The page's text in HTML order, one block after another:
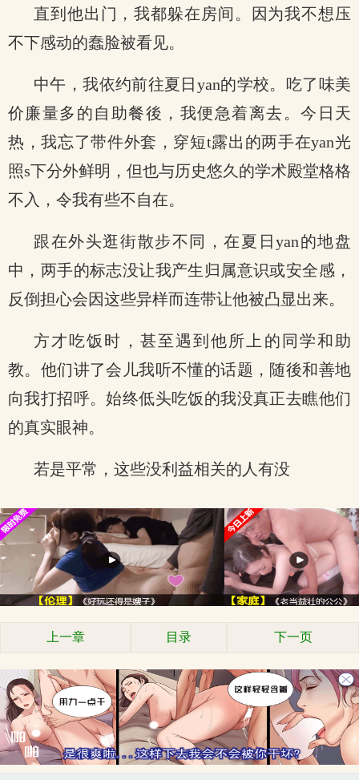
直到他出门，我都躲在房间。因为我不想压
不下感动的蠢脸被看见。
中午，我依约前往夏日yan的学校。吃了味美
价廉量多的自助餐後，我便急着离去。今日天
热，我忘了带件外套，穿短t露出的两手在yan光
照s下分外鲜明，但也与历史悠久的学术殿堂格格
不入，令我有些不自在。
跟在外头逛街散步不同，在夏日yan的地盘
中，两手的标志没让我产生归属意识或安全感，
反倒担心会因这些异样而连带让他被凸显出来。
方才吃饭时，甚至遇到他所上的同学和助
教。他们讲了会儿我听不懂的话题，随後和善地
向我打招呼。始终低头吃饭的我没真正去瞧他们
的真实眼神。
若是平常，这些没利益相关的人有没
上一章 目录 下一页